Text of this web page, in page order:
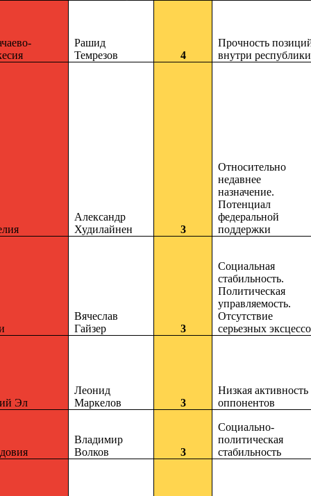
Рашид
Темрезов
4
Прочность
внутри
Александр
Худилайнен
3
Относительно
недавнее
назначение.
Потенциал
федеральной
поддержки
Вячеслав
Гайзер
3
Социальная
стабильность.
Политическая
управляемость.
Отсутствие
серьезных
Эл
Леонид
Маркелов
3
Низкая активность
оппонентов
Владимир
Волков
3
Социально-
политическая
стабильность